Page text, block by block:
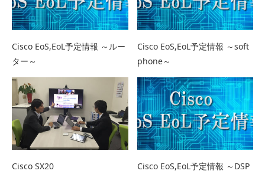
Cisco EoS,EoL予定情報 ～ルー
ター～
Cisco EoS,EoL予定情報 ～soft
phone～
Cisco SX20
Cisco EoS,EoL予定情報 ～DSP